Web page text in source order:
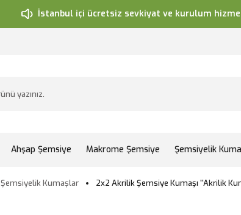
İstanbul içi ücretsiz sevkiyat ve kurulum
Ahşap Şemsiye Makrome Şemsiye Şemsiyelik
Şemsiyelik Kumaşlar 2x2 Akrilik Şemsiye Kumaşı ''Akrilik